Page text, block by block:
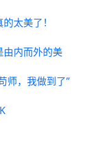
太美了！
由内而外的美
师，我做到了”